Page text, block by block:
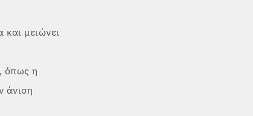
μειώνει
όπως η
άνιση